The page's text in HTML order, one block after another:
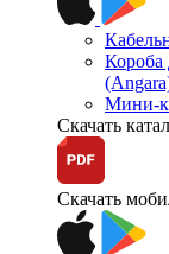
Короба
Мини-
Скачать
Скачать